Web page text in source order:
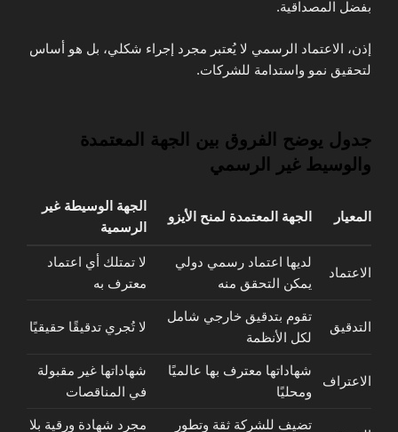
بفضل المصداقية.
إذن، الاعتماد الرسمي لا يُعتبر مجرد إجراء شكلي، بل هو أساس
لتحقيق نمو واستدامة للشركات.
جدول يوضح الفروق بين الجهة المعتمدة
والوسيط غير الرسمي
المعيار الجهة المعتمدة لمنح الأيزو
الجهة الوسيطة غير
الرسمية
الاعتماد
لديها اعتماد رسمي دولي
يمكن التحقق منه
لا تمتلك أي اعتماد
معترف به
التدقيق
تقوم بتدقيق خارجي شامل
لكل الأنظمة
لا تُجري تدقيقًا حقيقيًا
الاعتراف
شهاداتها معترف بها عالميًا
ومحليًا
شهاداتها غير مقبولة
في المناقصات
تضيف للشركة ثقة وتطور
مجرد شهادة ورقية بلا